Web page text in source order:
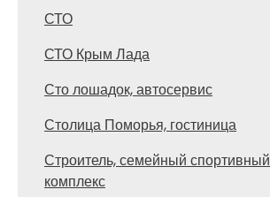
СТО
СТО Крым Лада
Сто лошадок, автосервис
Столица Поморья, гостиница
Строитель, семейный спортивный
комплекс